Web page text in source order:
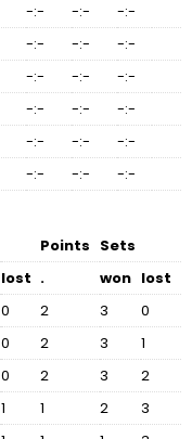
-:- -:-
-:-
-:- -:-
-:-
-:- -:-
-:-
-:- -:-
-:-
-:- -:-
-:-
-:- -:- -:-
Points Sets
lost . won lost
0 2 3
0
0 2 3
1
0 2 3
2
1 1 2
3